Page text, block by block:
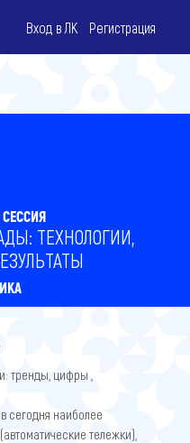
Вход в ЛК Регистрация
ТЕХНОЛОГИИ,
тренды, цифры ,
сегодня наиболее
тележки),